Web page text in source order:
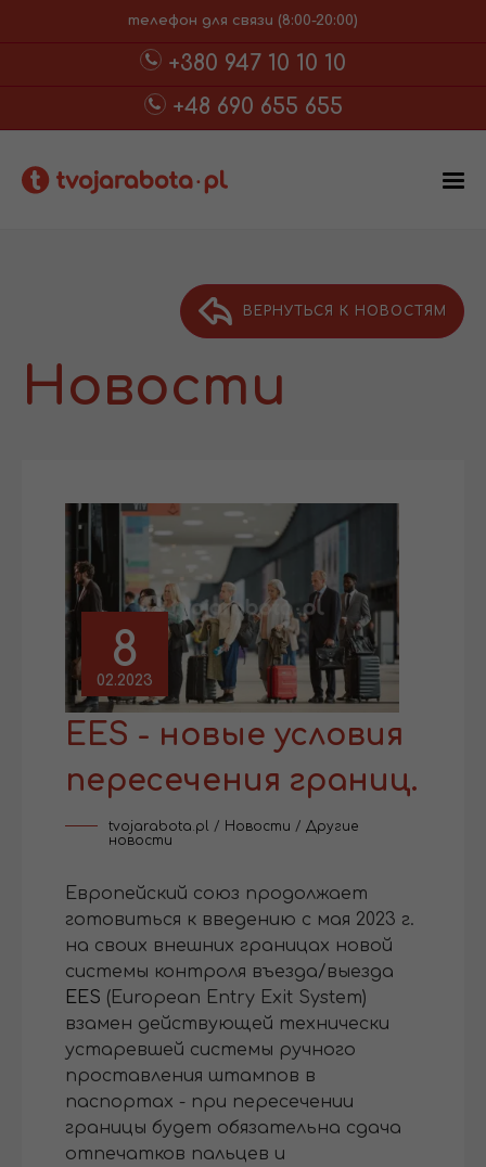
телефон для связи (8:00-20:00)
+380 947 10 10 10
+48 690 655 655
ВЕРНУТЬСЯ К НОВОСТЯМ
Новости
8
02.2023
EES - новые условия
пересечения границ.
tvojarabota.pl / Новости / Другие
новости
Европейский союз продолжает
готовиться к введению с мая 2023 г.
на своих внешних границах новой
системы контроля въезда/выезда
EES (European Entry Exit System)
взамен действующей технически
устаревшей системы ручного
проставления штампов в
паспортах - при пересечении
границы будет обязательна сдача
отпечатков пальцев и